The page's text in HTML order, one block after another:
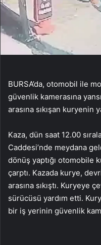
BURSA’da, otomobil ile
güvenlik kamerasına
arasına sıkışan kuryenin
Kaza, dün saat 12.00
Caddesi’nde meydana
dönüş yaptığı otomobile
çarptı. Kazada kurye,
arasına sıkıştı. Kuryeye
sürücüsü yardım etti.
bir iş yerinin güvenlik